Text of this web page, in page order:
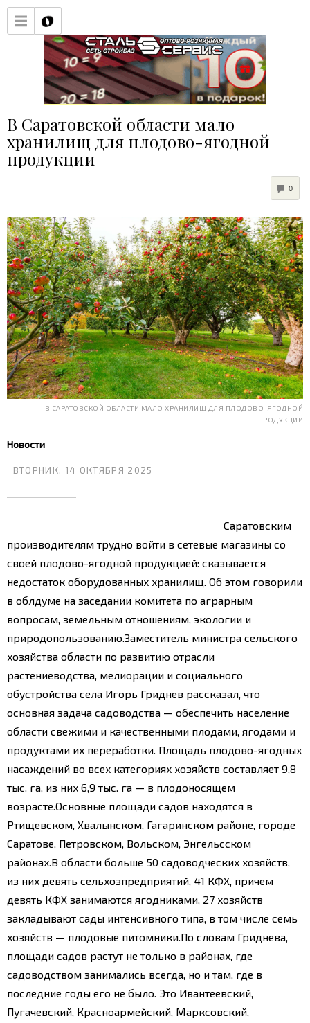
В Саратовской области мало
хранилищ для плодово-ягодной
продукции
0
В САРАТОВСКОЙ ОБЛАСТИ МАЛО ХРАНИЛИЩ ДЛЯ ПЛОДОВО-ЯГОДНОЙ
ПРОДУКЦИИ
Новости
ВТОРНИК, 14 ОКТЯБРЯ 2025
Саратовским
производителям трудно войти в сетевые магазины со
своей плодово-ягодной продукцией: сказывается
недостаток оборудованных хранилищ. Об этом говорили
в облдуме на заседании комитета по аграрным
вопросам, земельным отношениям, экологии и
природопользованию.Заместитель министра сельского
хозяйства области по развитию отрасли
растениеводства, мелиорации и социального
обустройства села Игорь Гриднев рассказал, что
основная задача садоводства — обеспечить население
области свежими и качественными плодами, ягодами и
продуктами их переработки. Площадь плодово-ягодных
насаждений во всех категориях хозяйств составляет 9,8
тыс. га, из них 6,9 тыс. га — в плодоносящем
возрасте.Основные площади садов находятся в
Ртищевском, Хвалынском, Гагаринском районе, городе
Саратове, Петровском, Вольском, Энгельсском
районах.В области больше 50 садоводческих хозяйств,
из них девять сельхозпредприятий, 41 КФХ, причем
девять КФХ занимаются ягодниками, 27 хозяйств
закладывают сады интенсивного типа, в том числе семь
хозяйств — плодовые питомники.По словам Гриднева,
площади садов растут не только в районах, где
садоводством занимались всегда, но и там, где в
последние годы его не было. Это Ивантеевский,
Пугачевский, Красноармейский, Марксовский,